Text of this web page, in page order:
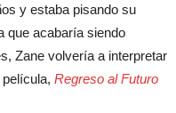
y estaba pisando su
que acabaría siendo
Zane volvería a interpretar
Regreso al Futuro